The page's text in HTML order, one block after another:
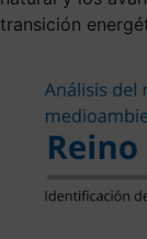
transición